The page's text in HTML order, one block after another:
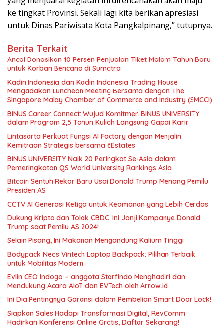
ke tingkat Provinsi. Sekali lagi kita berikan apresiasi
untuk Dinas Pariwisata Kota Pangkalpinang,” tutupnya.
Berita Terkait
Ancol Donasikan 10 Persen Penjualan Tiket Malam Tahun Baru
untuk Korban Bencana di Sumatra
Kadin Indonesia dan Kadin Indonesia Trading House
Mengadakan Luncheon Meeting Bersama dengan The
Singapore Malay Chamber of Commerce and Industry (SMCCI)
BINUS Career Connect: Wujud Komitmen BINUS UNIVERSITY
dalam Program 2,5 Tahun Kuliah Langsung Gapai Karir
Lintasarta Perkuat Fungsi AI Factory dengan Menjalin
Kemitraan Strategis bersama 6Estates
BINUS UNIVERSITY Naik 20 Peringkat Se-Asia dalam
Pemeringkatan QS World University Rankings Asia
Bitcoin Sentuh Rekor Baru Usai Donald Trump Menang Pemilu
Presiden AS
CCTV AI Generasi Ketiga untuk Keamanan yang Lebih Cerdas
Dukung Kripto dan Tolak CBDC, Ini Janji Kampanye Donald
Trump saat Pemilu AS 2024!
Selain Pisang, Ini Makanan Mengandung Kalium Tinggi
Bodypack Neos Vintech Laptop Backpack: Pilihan Terbaik
untuk Mobilitas Modern
Evlin CEO Indogo – anggota Starfindo Menghadiri dan
Mendukung Acara AIoT dan EVTech oleh Arrow.id
Ini Dia Pentingnya Garansi dalam Pembelian Smart Door Lock!
Siapkan Sales Hadapi Transformasi Digital, RevComm
Hadirkan Konferensi Online Gratis, Daftar Sekarang!